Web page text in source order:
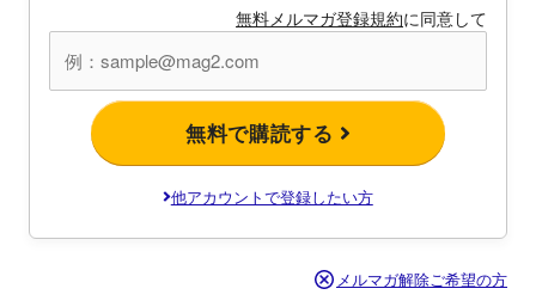
無料メルマガ登録規約に同意して
無料で購読する
他アカウントで登録したい方
メルマガ解除ご希望の方